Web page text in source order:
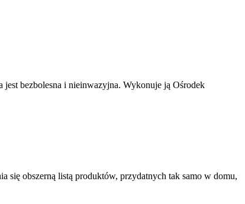
bezbolesna i nieinwazyjna. Wykonuje ją Ośrodek
się obszerną listą produktów, przydatnych tak samo w domu,